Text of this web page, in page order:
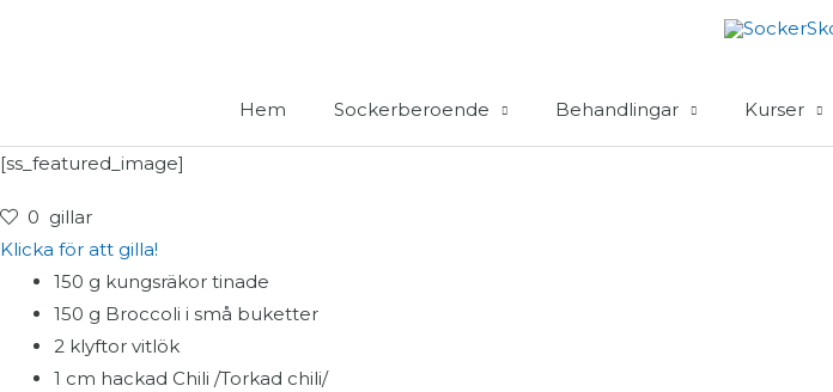
Hem
Sockerberoende Behandlingar Kurser
[ss_featured_image]
0 gillar
Klicka för att gilla!
150 g kungsräkor tinade
150 g Broccoli i små buketter
2 klyftor vitlök
1 cm hackad Chili /Torkad chili/